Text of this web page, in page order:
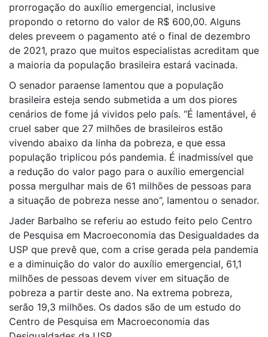
prorrogação do auxílio emergencial, inclusive
propondo o retorno do valor de R$ 600,00. Alguns
deles preveem o pagamento até o final de dezembro
de 2021, prazo que muitos especialistas acreditam que
a maioria da população brasileira estará vacinada.
O senador paraense lamentou que a população
brasileira esteja sendo submetida a um dos piores
cenários de fome já vividos pelo país. “É lamentável, é
cruel saber que 27 milhões de brasileiros estão
vivendo abaixo da linha da pobreza, e que essa
população triplicou pós pandemia. É inadmissível que
a redução do valor pago para o auxílio emergencial
possa mergulhar mais de 61 milhões de pessoas para
a situação de pobreza nesse ano”, lamentou o senador.
Jader Barbalho se referiu ao estudo feito pelo Centro
de Pesquisa em Macroeconomia das Desigualdades da
USP que prevê que, com a crise gerada pela pandemia
e a diminuição do valor do auxílio emergencial, 61,1
milhões de pessoas devem viver em situação de
pobreza a partir deste ano. Na extrema pobreza,
serão 19,3 milhões. Os dados são de um estudo do
Centro de Pesquisa em Macroeconomia das